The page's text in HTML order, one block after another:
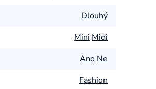
Dlouhý
Mini Midi
Ano Ne
Fashion